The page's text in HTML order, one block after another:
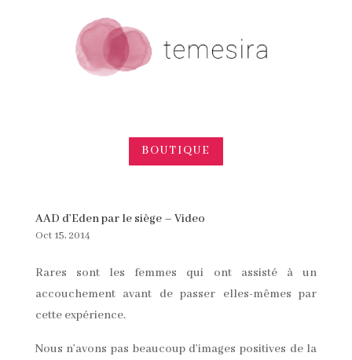
BOUTIQUE
AAD d’Eden par le siège – Video
Oct 15, 2014
Rares sont les femmes qui ont assisté à un
accouchement avant de passer elles-mêmes par
cette expérience.
Nous n’avons pas beaucoup d’images positives de la